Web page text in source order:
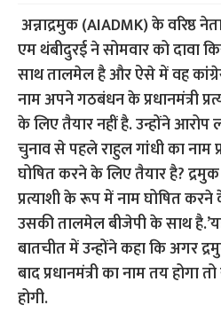
अन्नाद्रमुक (AIADMK) के वरिष्ठ
एम थंबीदुरई ने सोमवार को दावा
साथ तालमेल है और ऐसे में वह
नाम अपने गठबंधन के प्रधानमंत्री
के लिए तैयार नहीं है. उन्होंने आरोप
चुनाव से पहले राहुल गांधी का नाम
घोषित करने के लिए तैयार है? द्रमुक
प्रत्याशी के रूप में नाम घोषित
उसकी तालमेल बीजेपी के साथ
बातचीत में उन्होंने कहा कि अगर
बाद प्रधानमंत्री का नाम तय होगा
होगी.